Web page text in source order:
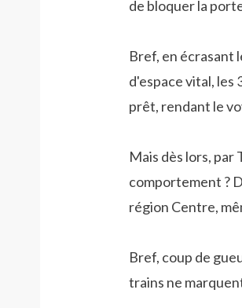
de bloquer la
Bref, en écrasant
d'espace vital,
prêt, rendant le
Mais dès lors, par
comportement ?
région Centre,
Bref, coup de
trains ne